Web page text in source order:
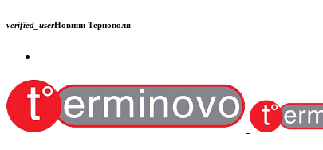
verified_userНовини Тернополя